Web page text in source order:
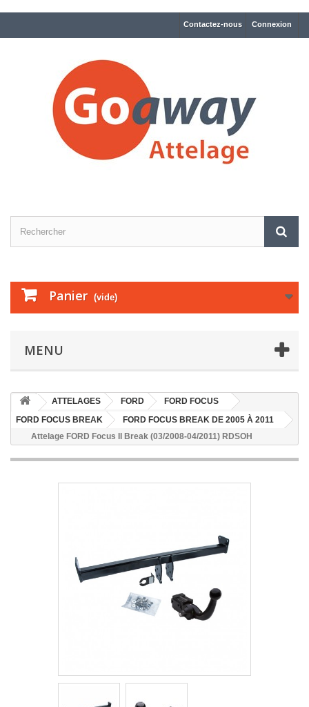
Connexion
Contactez-nous
Panier (vide)
MENU
ATTELAGES FORD
FORD FOCUS
FORD FOCUS BREAK
FORD FOCUS BREAK DE 2005 À 2011
Attelage FORD Focus II Break (03/2008-04/2011) RDSOH